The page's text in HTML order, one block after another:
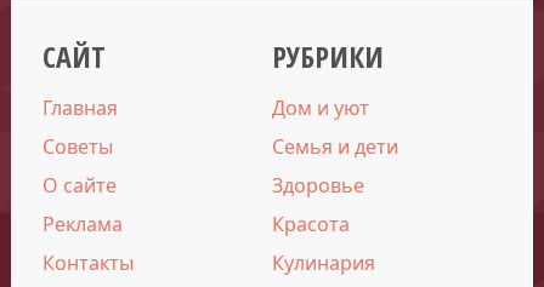
САЙТ
Главная
Советы
О сайте
Реклама
Контакты
РУБРИКИ
Дом и уют
Семья и дети
Здоровье
Красота
Кулинария